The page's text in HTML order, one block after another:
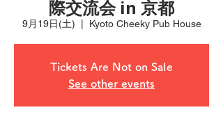
際交流会 in 京都
9月19日(土) Kyoto Cheeky Pub House
Tickets Are Not on Sale
See other events